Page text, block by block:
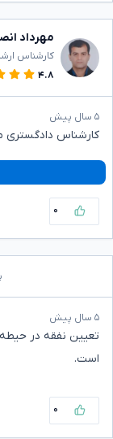
مهرداد
کارشناس
۴.۸
۵ سال پیش
کارشناس دادگستری
۰
۵ سال پیش
تعیین نفقه در
است.
۰